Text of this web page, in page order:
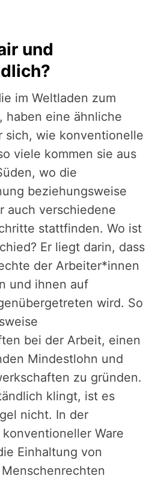
und
im Weltladen zum
haben eine ähnliche
sich, wie konventionelle
viele kommen sie aus
wo die
beziehungsweise
auch verschiedene
stattfinden. Wo ist
Er liegt darin, dass
der Arbeiter*innen
und ihnen auf
wird. So
bei der Arbeit, einen
Mindestlohn und
zu gründen.
klingt, ist es
nicht. In der
Ware
Einhaltung von